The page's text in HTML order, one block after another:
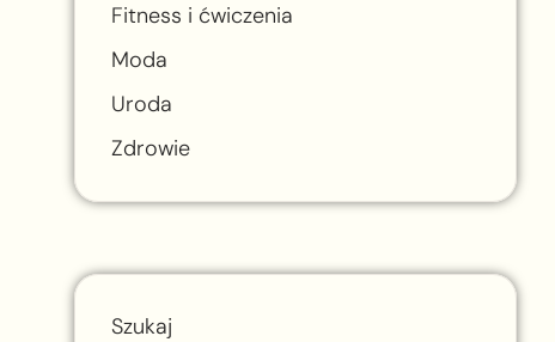
Fitness i ćwiczenia
Moda
Uroda
Zdrowie
Szukaj